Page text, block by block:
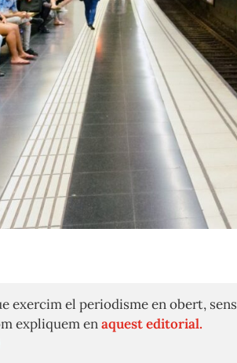
exercim el periodisme en obert,
expliquem enaquest editorial.